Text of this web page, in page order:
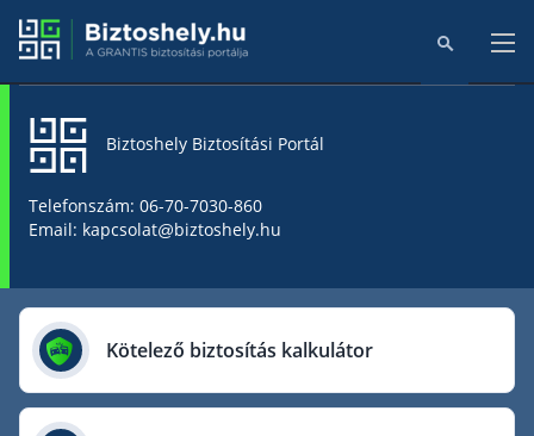
Biztosítók
AIG Biztosító
Biztoshely Biztosítási Portál
Telefonszám: 06-70-7030-860
Email: kapcsolat@biztoshely.hu
Kötelező biztosítás kalkulátor